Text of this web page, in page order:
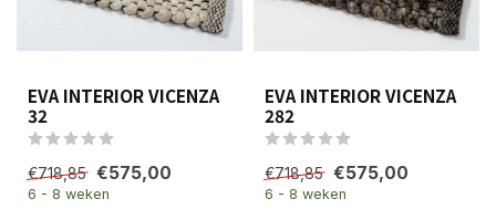
EVA INTERIOR VICENZA
32
€718,85 €575,00
6 - 8 weken
EVA INTERIOR VICENZA
282
€718,85 €575,00
6 - 8 weken